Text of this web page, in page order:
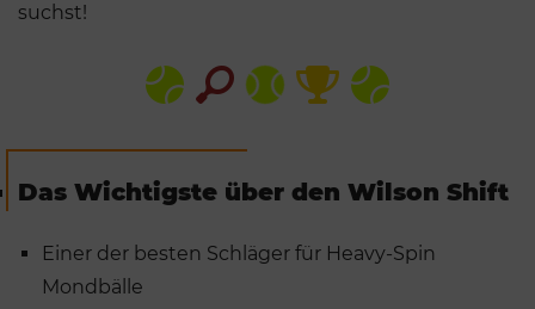
suchst!
Das Wichtigste über den Wilson Shift
Einer der besten Schläger für Heavy-Spin
Mondbälle